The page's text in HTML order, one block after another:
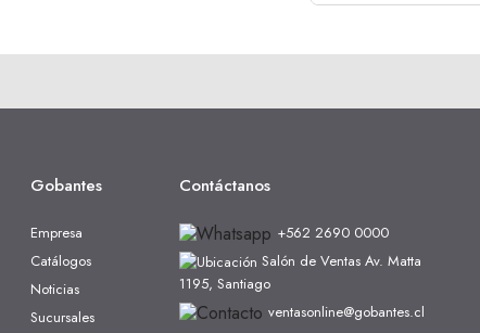
Gobantes
Empresa
Catálogos
Noticias
Sucursales
Contáctanos
+562 2690 0000
Salón de Ventas Av. Matta
1195, Santiago
ventasonline@gobantes.cl